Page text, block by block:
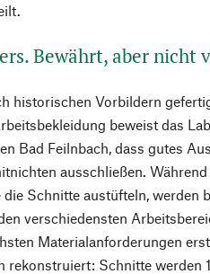
Bewährt, aber nicht
historischen Vorbildern
beweist das
Bad Feilnbach, dass gutes
ausschließen.
die Schnitte austüfteln, werden
verschiedensten
Materialanforderungen
rekonstruiert: Schnitte werden